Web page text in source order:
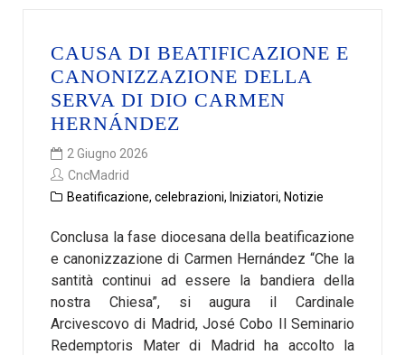
CAUSA DI BEATIFICAZIONE E
CANONIZZAZIONE DELLA
SERVA DI DIO CARMEN
HERNÁNDEZ
2 Giugno 2026
CncMadrid
Beatificazione, celebrazioni, Iniziatori, Notizie
Conclusa la fase diocesana della beatificazione
e canonizzazione di Carmen Hernández “Che la
santità continui ad essere la bandiera della
nostra Chiesa”, si augura il Cardinale
Arcivescovo di Madrid, José Cobo Il Seminario
Redemptoris Mater di Madrid ha accolto la